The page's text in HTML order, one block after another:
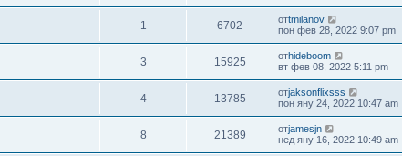
1 6702 отtmilanov
пон фев 28, 2022 9:07 pm
3 15925 отhideboom
вт фев 08, 2022 5:11 pm
4 13785 отjaksonflixsss
пон яну 24, 2022 10:47 am
8 21389 отjamesjn
нед яну 16, 2022 10:49 am